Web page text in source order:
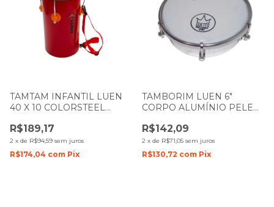
TAMTAM INFANTIL LUEN
40 X 10 COLORSTEEL
VERMELHA
R$189,17
2 x de R$94,59 sem juros
R$174,04 com Pix
TAMBORIM LUEN 6"
CORPO ALUMÍNIO PELE
R$142,09
2 x de R$71,05 sem juros
R$130,72 com Pix